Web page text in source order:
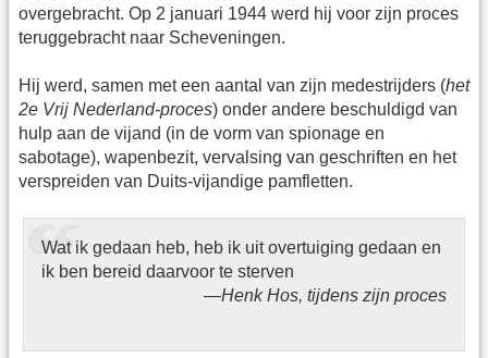
overgebracht. Op 2 januari 1944 werd hij voor zijn proces
teruggebracht naar Scheveningen.
Hij werd, samen met een aantal van zijn medestrijders (het
2e Vrij Nederland-proces) onder andere beschuldigd van
hulp aan de vijand (in de vorm van spionage en
sabotage), wapenbezit, vervalsing van geschriften en het
verspreiden van Duits-vijandige pamfletten.
Wat ik gedaan heb, heb ik uit overtuiging gedaan en
ik ben bereid daarvoor te sterven
Henk Hos, tijdens zijn proces